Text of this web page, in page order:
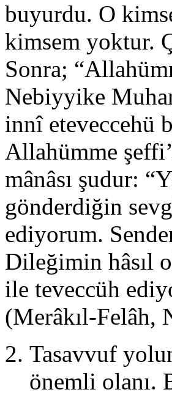
buyurdu. O
kimsem yoktur.
Sonra;
Nebiyyike
innî eteveccehü
Allahümme
mânâsı şudur:
gönderdiğin
ediyorum.
Dileğimin hâsıl
ile teveccüh
(Merâkıl-Felâh,
Tasavvuf
önemli olanı.